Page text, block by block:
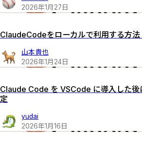
2026年1月27日
ClaudeCodeをローカルで利用する方
山本貴也
2026年1月 24日
Claude Code を VSCode に導入した後
定
yudai
2026年1月 16 日